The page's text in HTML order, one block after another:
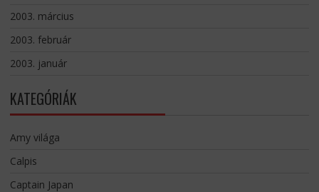
2003. március
2003. február
2003. január
KATEGÓRIÁK
Amy világa
Calpis
Captain Japan